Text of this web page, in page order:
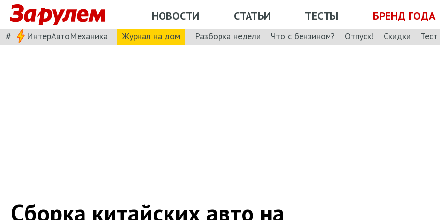
НОВОСТИ СТАТЬИ ТЕСТЫ БРЕНД ГОДА
# ИнтерАвтоМеханика Журнал на дом Разборка недели Что с бензином? Отпуск! Скидки
Сборка китайских авто на